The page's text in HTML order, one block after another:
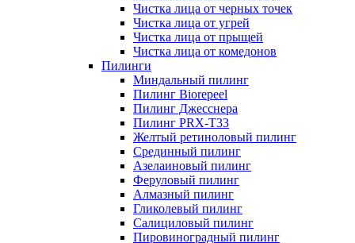
Чистка лица от черных точек
Чистка лица от угрей
Чистка лица от прыщей
Чистка лица от комедонов
Пилинги
Миндальный пилинг
Пилинг Biorepeel
Пилинг Джесснера
Пилинг PRX-T33
Желтый ретиноловый пилинг
Срединный пилинг
Азелаиновый пилинг
Феруловый пилинг
Алмазный пилинг
Гликолевый пилинг
Салициловый пилинг
Пировиноградный пилинг